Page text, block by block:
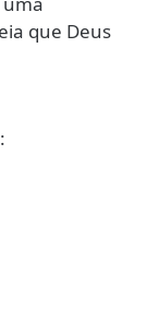
que Deus